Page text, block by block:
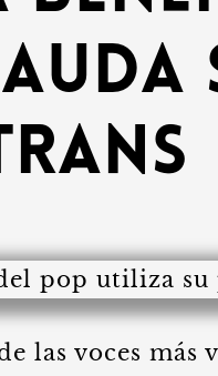
las voces más